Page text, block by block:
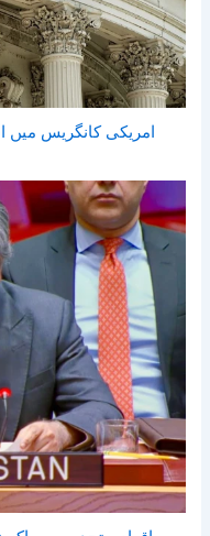
امریکی کانگریس میں